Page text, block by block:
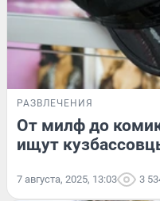
РАЗВЛЕЧЕНИЯ
От милф до
ищут
7 августа, 2025, 13:03 3